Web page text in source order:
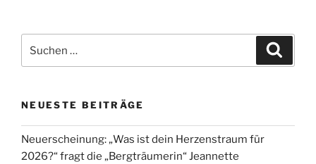
nach:
NEUESTE BEITRÄGE
Neuerscheinung: „Was ist dein Herzenstraum für
2026?“ fragt die „Bergträumerin“ Jeannette